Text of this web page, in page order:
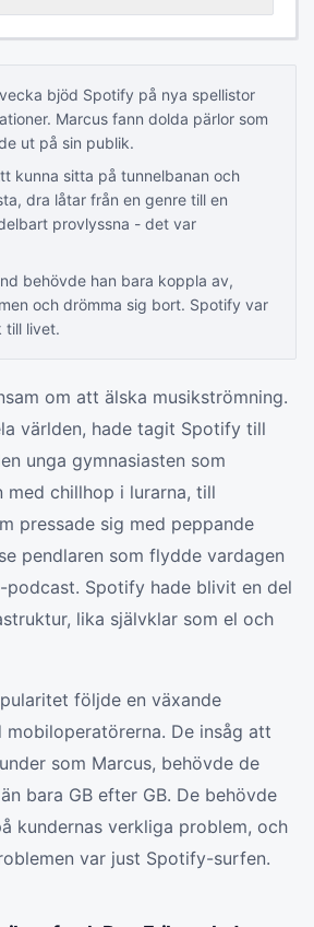
bjöd Spotify på nya spellistor
Marcus fann dolda pärlor som
ut på sin publik.
kunna sitta på tunnelbanan och
dra låtar från en genre till en
provlyssna - det var
behövde han bara koppla av,
och drömma sig bort. Spotify var
till livet.
om att älska musikströmning.
världen, hade tagit Spotify till
unga gymnasiasten som
med chillhop i lurarna, till
pressade sig med peppande
pendlaren som flydde vardagen
podcast. Spotify hade blivit en del
lika självklar som el och
följde en växande
mobiloperatörerna. De insåg att
som Marcus, behövde de
bara GB efter GB. De behövde
kundernas verkliga problem, och
var just Spotify-surfen.